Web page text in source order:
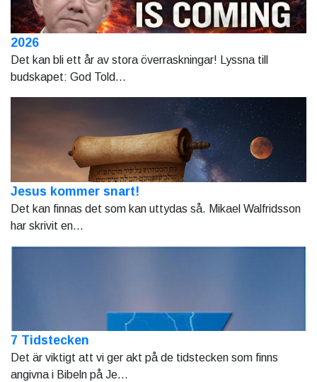
2026
Det kan bli ett år av stora överraskningar! Lyssna till
budskapet: God Told...
Jesus kommer snart!
Det kan finnas det som kan uttydas så. Mikael Walfridsson
har skrivit en...
7 Tidstecken
Det är viktigt att vi ger akt på de tidstecken som finns
angivna i Bibeln på Je...